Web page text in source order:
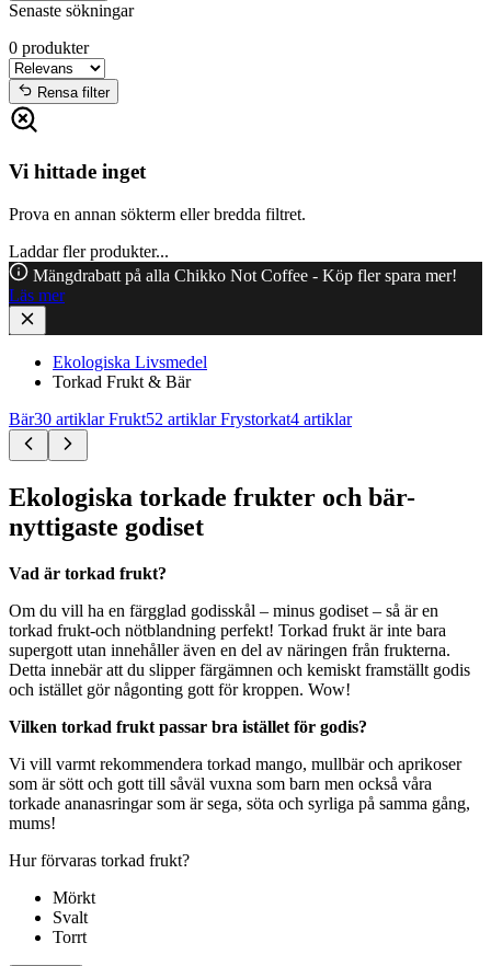
Senaste sökningar
0 produkter
Rensa filter
Vi hittade inget
Prova en annan sökterm eller bredda filtret.
Laddar fler produkter...
Mängdrabatt på alla Chikko Not Coffee - Köp fler spara mer!
Läs mer
Ekologiska Livsmedel
Torkad Frukt & Bär
Bär30 artiklar Frukt52 artiklar Frystorkat4 artiklar
Ekologiska torkade frukter och bär-
nyttigaste godiset
Vad är torkad frukt?
Om du vill ha en färgglad godisskål – minus godiset – så är en
torkad frukt-och nötblandning perfekt! Torkad frukt är inte bara
supergott utan innehåller även en del av näringen från frukterna.
Detta innebär att du slipper färgämnen och kemiskt framställt godis
och istället gör någonting gott för kroppen. Wow!
Vilken torkad frukt passar bra istället för godis?
Vi vill varmt rekommendera torkad mango, mullbär och aprikoser
som är sött och gott till såväl vuxna som barn men också våra
torkade ananasringar som är sega, söta och syrliga på samma gång,
mums!
Hur förvaras torkad frukt?
Mörkt
Svalt
Torrt